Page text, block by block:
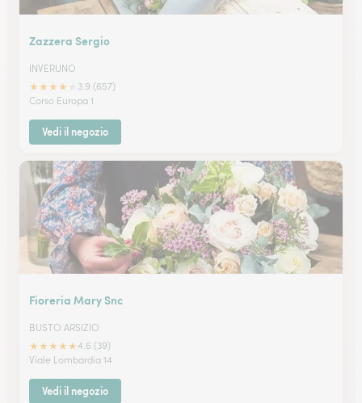
Zazzera Sergio
INVERUNO
★★★★
3.9 (657)
Corso Europa 1
Vedi il negozio
Fioreria Mary Snc
BUSTO ARSIZIO
★★★★★4.6 (39)
Viale Lombardia 14
Vedi il negozio